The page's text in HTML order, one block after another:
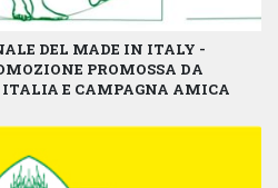
DEL MADE IN ITALY -
PROMOSSA DA
E CAMPAGNA AMICA